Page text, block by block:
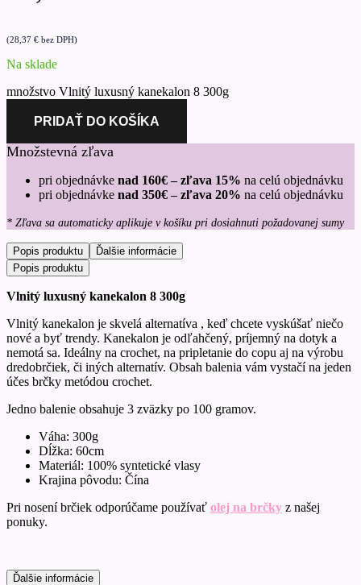
(28,37 € bez DPH)
Na sklade
množstvo Vlnitý luxusný kanekalon 8 300g
PRIDAŤ DO KOŠÍKA
Množstevná zľava
pri objednávke nad 160€ – zľava 15% na celú objednávku
pri objednávke nad 350€ – zľava 20% na celú objednávku
* Zľava sa automaticky aplikuje v košíku pri dosiahnuti požadovanej sumy
Popis produktu
Ďalšie informácie
Popis produktu
Vlnitý luxusný kanekalon 8 300g
Vlnitý kanekalon je skvelá alternatíva , keď chcete vyskúšať niečo
nové a byť trendy. Kanekalon je odľahčený, príjemný na dotyk a
nemotá sa. Ideálny na crochet, na pripletanie do copu aj na výrobu
dredobrčiek, či iných alternatív. Obsah balenia vám vystačí na jeden
účes brčky metódou crochet.
Jedno balenie obsahuje 3 zväzky po 100 gramov.
Váha: 300g
Dĺžka: 60cm
Materiál: 100% syntetické vlasy
Krajina pôvodu: Čína
Pri nosení brčiek odporúčame používať olej na brčky z našej
ponuky.
Ďalšie informácie